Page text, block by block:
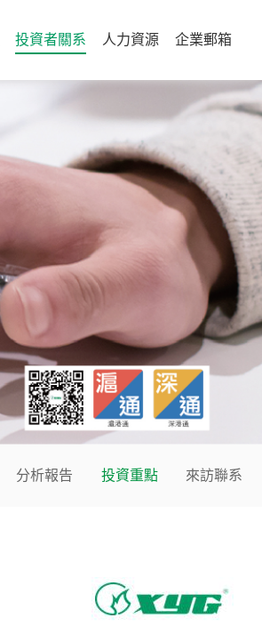
投資者關系 人力資源 企業郵箱
分析報告 投資重點 來訪聯系